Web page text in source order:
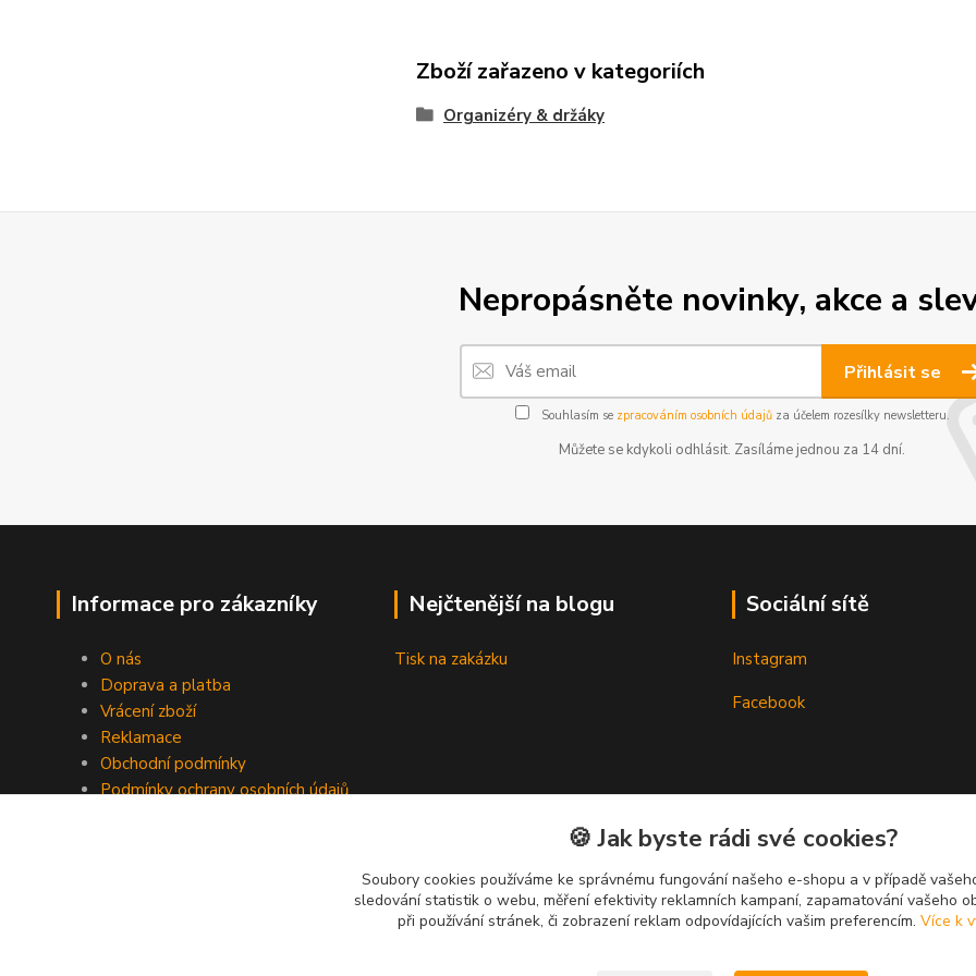
Zboží zařazeno v kategoriích
Organizéry & držáky
Nepropásněte novinky, akce a
Přihlásit se
Souhlasím se zpracováním osobních údajůza účelem rozesílky newsletteru.
Můžete se kdykoli odhlásit. Zasíláme jednou za 14 dní.
Informace pro zákazníky
O nás
Doprava a platba
Vrácení zboží
Reklamace
Obchodní podmínky
Podmínky ochrany osobních údajů
Nejčtenější na blogu
Tisk na zakázku
Sociální sítě
Instagram
Facebook
🍪 Jak byste rádi své cookies?
Soubory cookies používáme ke správnému fungování našeho e-shopu a v případě
sledování statistik o webu, měření efektivity reklamních kampaní, zapamatování vašeho
při používání stránek, či zobrazení reklam odpovídajících vašim preferencím. Více k